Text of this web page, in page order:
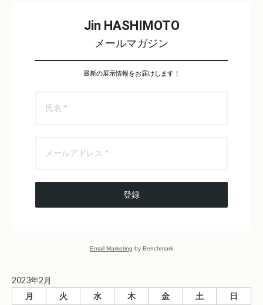
Jin HASHIMOTO
メールマガジン
最新の展示情報をお届けします！
登録
Email Marketing by Benchmark
2023年2月
月
火 水 木 金 土
日